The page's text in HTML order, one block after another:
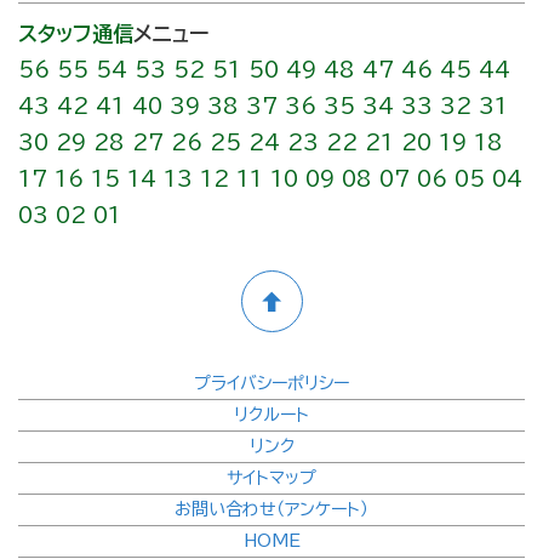
スタッフ通信メニュー
56 55 54 53 52 51 50 49 48 47 46 45 44
43 42 41 40 39 38 37 36 35 34 33 32 31
30 29 28 27 26 25 24 23 22 21 20 19 18
17 16 15 14 13 12 11 10 09 08 07 06 05 04
03 02 01
プライバシーポリシー
リクルート
リンク
サイトマップ
お問い合わせ（アンケート）
HOME